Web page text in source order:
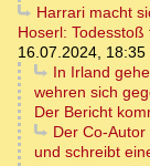
Harrari macht
Hoserl:
16.07.2024, 18:35
In Irland
wehren sich
Der Bericht
Der Co-
und schreibt